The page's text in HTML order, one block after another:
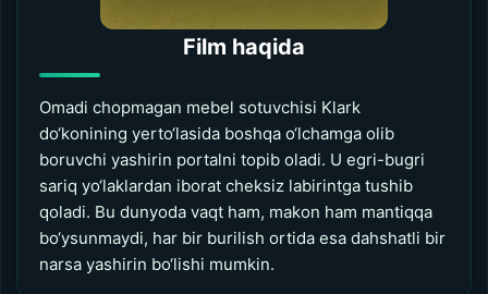
Film haqida
Omadi chopmagan mebel sotuvchisi Klark
do‘konining yerto‘lasida boshqa o‘lchamga olib
boruvchi yashirin portalni topib oladi. U egri-bugri
sariq yo‘laklardan iborat cheksiz labirintga tushib
qoladi. Bu dunyoda vaqt ham, makon ham mantiqqa
bo‘ysunmaydi, har bir burilish ortida esa dahshatli bir
narsa yashirin bo‘lishi mumkin.